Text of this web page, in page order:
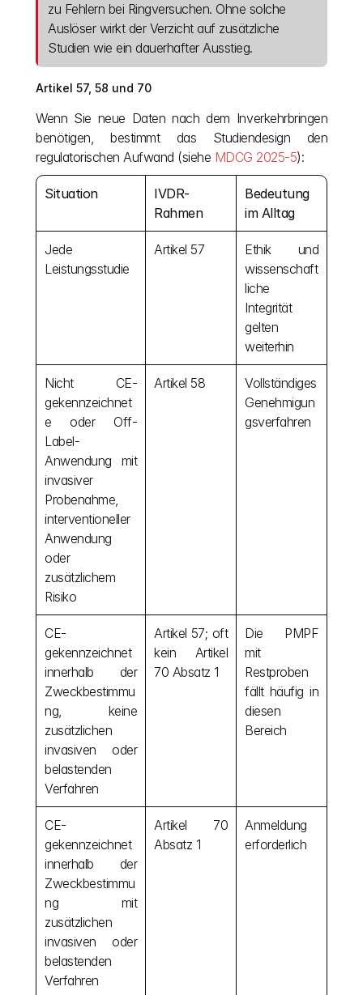
zu Fehlern bei Ringversuchen. Ohne solche
Auslöser wirkt der Verzicht auf zusätzliche
Studien wie ein dauerhafter Ausstieg.
Artikel 57, 58 und 70
Wenn Sie neue Daten nach dem Inverkehrbringen
benötigen, bestimmt das Studiendesign den
regulatorischen Aufwand (siehe MDCG 2025-5):
Situation
IVDR-
Rahmen
Bedeutung
im Alltag
Jede
Leistungsstudie
Artikel 57
Ethik und
wissenschaft
liche
Integrität
gelten
weiterhin
Nicht CE-
gekennzeichnet
e oder Off-
Label-
Anwendung mit
invasiver
Probenahme,
interventioneller
Anwendung
oder
zusätzlichem
Risiko
Artikel 58
Vollständiges
Genehmigun
gsverfahren
CE-
gekennzeichnet
innerhalb der
Zweckbestimmu
ng, keine
zusätzlichen
invasiven oder
belastenden
Verfahren
Artikel 57; oft
kein Artikel
70 Absatz 1
Die PMPF
mit
Restproben
fällt häufig in
diesen
Bereich
CE-
gekennzeichnet
innerhalb der
Zweckbestimmu
ng mit
zusätzlichen
invasiven oder
belastenden
Verfahren
Artikel 70
Absatz 1
Anmeldung
erforderlich